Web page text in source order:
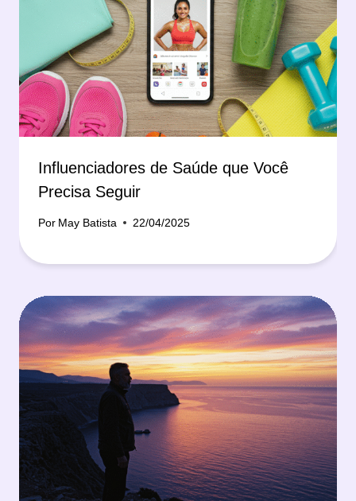
Influenciadores de Saúde que Você
Precisa Seguir
Por May Batista 22/04/2025